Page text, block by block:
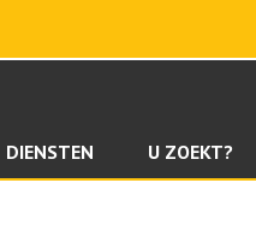
DIENSTEN U ZOEKT?